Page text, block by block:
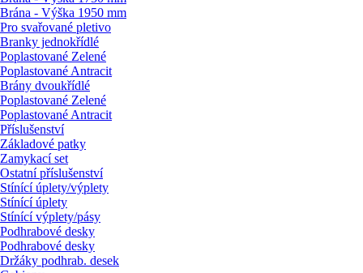
Brána - Výška 1950 mm
Pro svařované pletivo
Branky jednokřídlé
Poplastované Zelené
Poplastované Antracit
Brány dvoukřídlé
Poplastované Zelené
Poplastované Antracit
Příslušenství
Základové patky
Zamykací set
Ostatní příslušenství
Stínící úplety/výplety
Stínící úplety
Stínící výplety/pásy
Podhrabové desky
Podhrabové desky
Držáky podhrab. desek